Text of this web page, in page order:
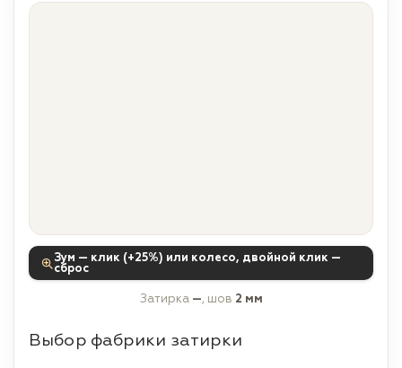
Зум — клик (+25%) или колесо, двойной клик —
сброс
Затирка —, шов 2 мм
Выбор фабрики затирки